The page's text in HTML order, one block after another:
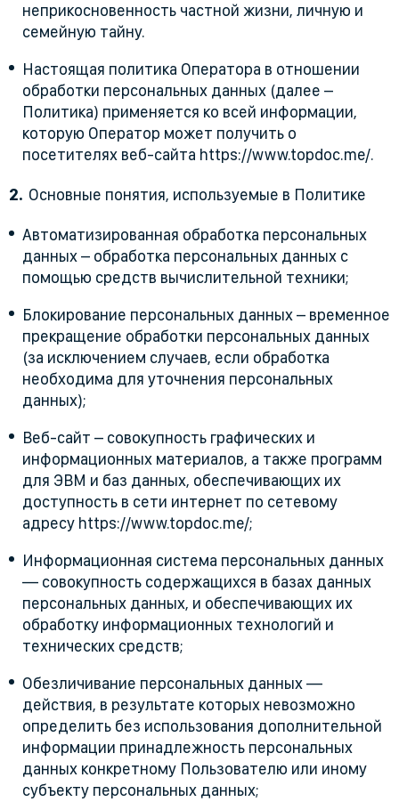
неприкосновенность частной жизни, личную и
семейную тайну.
Настоящая политика Оператора в отношении
обработки персональных данных (далее –
Политика) применяется ко всей информации,
которую Оператор может получить о
посетителях веб-сайта https://www.topdoc.me/.
Основные понятия, используемые в Политике
Автоматизированная обработка персональных
данных – обработка персональных данных с
помощью средств вычислительной техники;
Блокирование персональных данных – временное
прекращение обработки персональных данных
(за исключением случаев, если обработка
необходима для уточнения персональных
данных);
Веб-сайт – совокупность графических и
информационных материалов, а также программ
для ЭВМ и баз данных, обеспечивающих их
доступность в сети интернет по сетевому
адресу https://www.topdoc.me/;
Информационная система персональных данных
— совокупность содержащихся в базах данных
персональных данных, и обеспечивающих их
обработку информационных технологий и
технических средств;
Обезличивание персональных данных —
действия, в результате которых невозможно
определить без использования дополнительной
информации принадлежность персональных
данных конкретному Пользователю или иному
субъекту персональных данных;